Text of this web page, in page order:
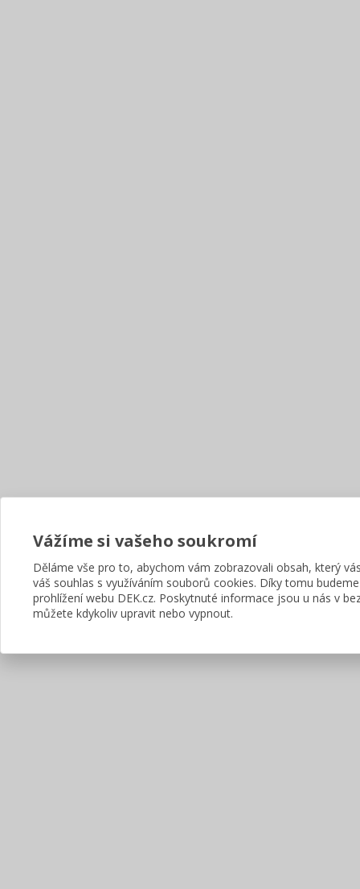
Vážíme si vašeho soukromí
Děláme vše pro to, abychom vám zobrazovali obsah, který
váš souhlas s využíváním souborů cookies. Díky tomu
prohlížení webu DEK.cz. Poskytnuté informace jsou u nás v
můžete kdykoliv upravit nebo vypnout.